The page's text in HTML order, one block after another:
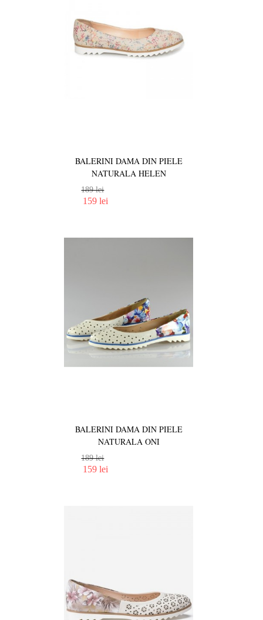
BALERINI DAMA DIN PIELE
NATURALA HELEN
189 lei
159 lei
BALERINI DAMA DIN PIELE
NATURALA ONI
189 lei
159 lei